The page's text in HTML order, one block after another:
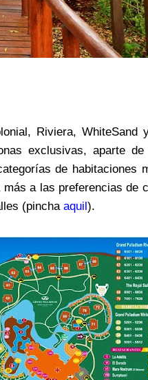
Riviera,
exclusivas, aparte
de habitaciones
a las preferencias de
(pincha aquil).